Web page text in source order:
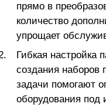
прямо в
количество
упрощает
Гибкая настройка
создания наборов
задачи помогают
оборудования под